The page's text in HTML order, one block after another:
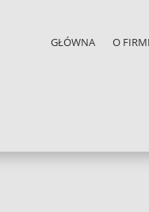
GŁÓWNA O